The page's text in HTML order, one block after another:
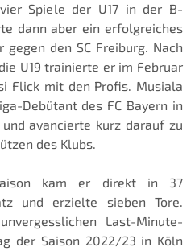
Spiele der U17 in der B-
dann aber ein erfolgreiches
den SC Freiburg. Nach
U19 trainierte er im Februar
Flick mit den Profis. Musiala
Debütant des FC Bayern in
avancierte kurz darauf zu
des Klubs.
kam er direkt in 37
und erzielte sieben Tore.
Last-Minute-
der Saison 2022/23 in Köln